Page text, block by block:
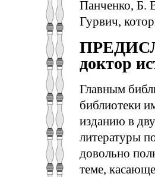
Панченко, Б.
Гурвич,
доктор
Главным
библиотеки
изданию в
литературы
довольно
теме,